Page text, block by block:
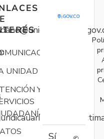
UNIDAD
Y